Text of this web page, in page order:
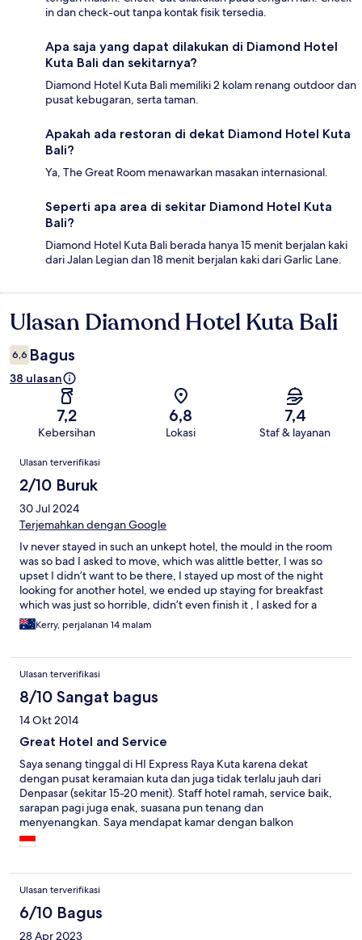
in dan check-out tanpa kontak fisik tersedia.
Apa saja yang dapat dilakukan di Diamond Hotel
Kuta Bali dan sekitarnya?
Diamond Hotel Kuta Bali memiliki 2 kolam renang outdoor dan
pusat kebugaran, serta taman.
Apakah ada restoran di dekat Diamond Hotel Kuta
Bali?
Ya, The Great Room menawarkan masakan internasional.
Seperti apa area di sekitar Diamond Hotel Kuta
Bali?
Diamond Hotel Kuta Bali berada hanya 15 menit berjalan kaki
dari Jalan Legian dan 18 menit berjalan kaki dari Garlic Lane.
Ulasan
Ulasan Diamond Hotel Kuta Bali
6,6 Bagus
38 ulasan
7,2
Kebersihan
6,8
Lokasi
7,4
Staf & layanan
Ulasan
Ulasan terverifikasi
2/10 Buruk
30 Jul 2024
Terjemahkan dengan Google
Iv never stayed in such an unkept hotel, the mould in the room
was so bad I asked to move, which was alittle better, I was so
upset I didn’t want to be there, I stayed up most of the night
looking for another hotel, we ended up staying for breakfast
which was just so horrible, didn’t even finish it , I asked for a
refund this is still in despute.
Kerry, perjalanan 14 malam
Ulasan terverifikasi
8/10 Sangat bagus
14 Okt 2014
Great Hotel and Service
Saya senang tinggal di HI Express Raya Kuta karena dekat
dengan pusat keramaian kuta dan juga tidak terlalu jauh dari
Denpasar (sekitar 15-20 menit). Staff hotel ramah, service baik,
sarapan pagi juga enak, suasana pun tenang dan
menyenangkan. Saya mendapat kamar dengan balkon
menghadap kolam renang, pintu jendela selalu saya buka
karena banyak angin tetapi disayangkan terdapat car wash yang
kamar otomatis mati saat pintu jendela/balkon dibuka tetapi
sayangkan suhu ac kamar tidak dapat diatur hanya dapat
mengatur angin ac tsb. Bila ada kesempatan ke Bali lagi,
Ulasan terverifikasi
6/10 Bagus
28 Apr 2023